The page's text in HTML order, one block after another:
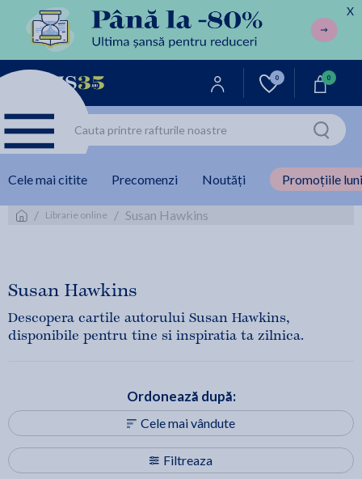
X
0 0
Cele mai citite Precomenzi Noutăți Promoțiile
/ Librarie online / Susan Hawkins
Susan Hawkins
Descopera cartile autorului Susan Hawkins,
disponibile pentru tine si inspiratia ta zilnica.
Filtreaza
Ordonează după:
Cele mai vândute